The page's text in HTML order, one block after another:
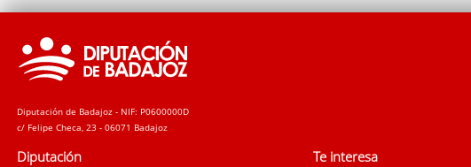
Diputación de Badajoz - NIF: P0600000D
c/ Felipe Checa, 23 - 06071 Badajoz
Diputación Te interesa